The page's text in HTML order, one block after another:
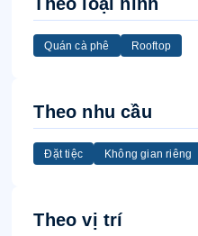
Theo loại hình
Quán cà phê Rooftop
Theo nhu cầu
Đặt tiệc Không gian riêng
Theo vị trí